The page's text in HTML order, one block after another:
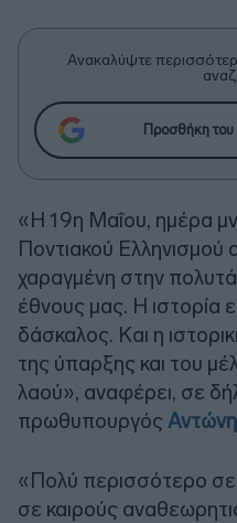
Ανακαλύψτε
Προσθήκη
«Η 19η Μαΐου, ημέρα
Ποντιακού Ελληνισμού
χαραγμένη στην
έθνους μας. Η ιστορία
δάσκαλος. Και η
της ύπαρξης και του
λαού», αναφέρει, σε
πρωθυπουργός
«Πολύ περισσότερο σε
σε καιρούς